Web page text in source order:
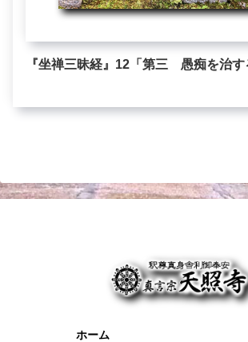
『坐禅三昧経』12「第三 愚痴を治す
ホーム